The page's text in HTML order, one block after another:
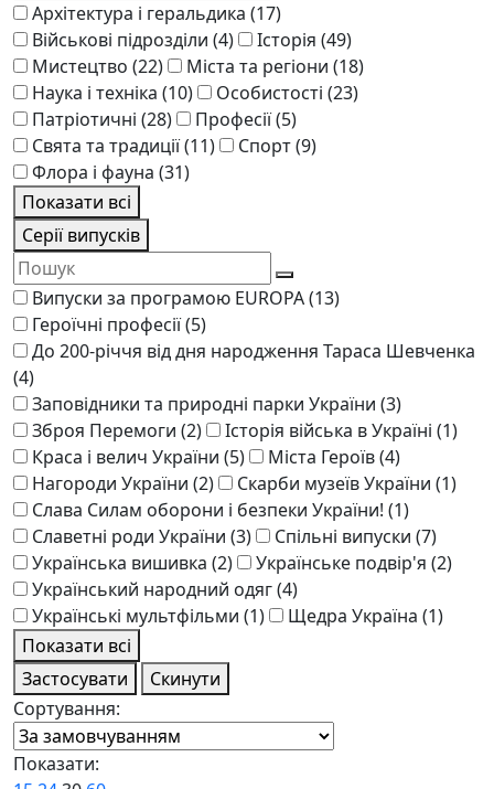
Архітектура і геральдика (17)
Військові підрозділи (4) Історія (49)
Мистецтво (22) Міста та регіони (18)
Наука і техніка (10) Особистості (23)
Патріотичні (28) Професії(5)
Свята та традиції(11) Спорт(9)
Флора і фауна (31)
Показати всі
Серії випусків
Випуски за програмою EUROPA(13)
Героїчні професії(5)
До 200-річчя від дня народження Тараса Шевченка
(4)
Заповідники та природні парки України (3)
Зброя Перемоги (2) Історія війська в Україні (1)
Краса і велич України (5) Міста Героїв(4)
Нагороди України (2) Скарби музеїв України (1)
Слава Силам оборони і безпеки України! (1)
Славетні роди України (3) Спільні випуски (7)
Українська вишивка (2) Українське подвір'я (2)
Український народний одяг(4)
Українські мультфільми (1) Щедра Україна (1)
Показати всі
Застосувати
Скинути
Сортування:
Показати: